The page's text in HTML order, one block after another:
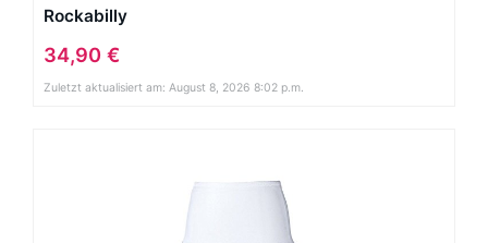
Rockabilly
34,90 €
Zuletzt aktualisiert am: August 8, 2026 8:02 p.m.